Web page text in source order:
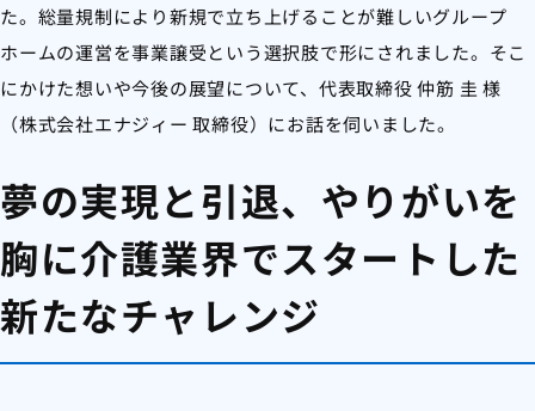
た。総量規制により新規で立ち上げることが難しいグループ
ホームの運営を事業譲受という選択肢で形にされました。そこ
にかけた想いや今後の展望について、代表取締役 仲筋 圭 様
（株式会社エナジィー 取締役）にお話を伺いました。
夢の実現と引退、やりがいを
胸に介護業界でスタートした
新たなチャレンジ